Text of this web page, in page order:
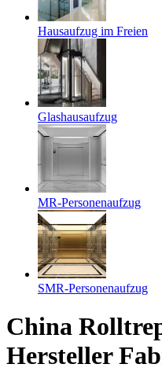
Hausaufzug im Freien
Glashausaufzug
MR-Personenaufzug
SMR-Personenaufzug
China
Hersteller